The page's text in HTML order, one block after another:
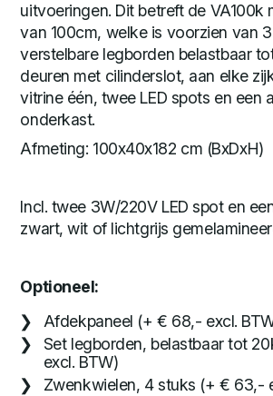
uitvoeringen. Dit betreft de VA100k
van 100cm, welke is voorzien van
verstelbare legborden belastbaar
deuren met cilinderslot, aan elke
vitrine één, twee LED spots en een
onderkast.
Afmeting: 100x40x182 cm (BxDxH)
Incl. twee 3W/220V LED spot en
zwart, wit of lichtgrijs
Optioneel:
Afdekpaneel (+ € 68,- excl.
Set legborden, belastbaar tot
excl. BTW)
Zwenkwielen, 4 stuks (+ € 63,-